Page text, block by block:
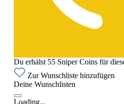
Du erhälst 55 Sniper Coins für
Zur Wunschliste hinzufügen
Deine Wunschlisten
Loading...